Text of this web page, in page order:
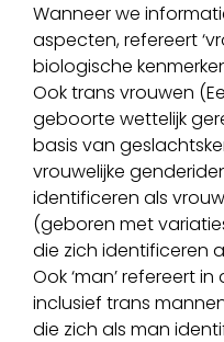
Wanneer we
aspecten, refereert
biologische
Ook trans vrouwen
geboorte wettelijk
basis van
vrouwelijke
identificeren als
(geboren met
die zich identificeren
Ook ‘man’ refereert
inclusief trans
die zich als man